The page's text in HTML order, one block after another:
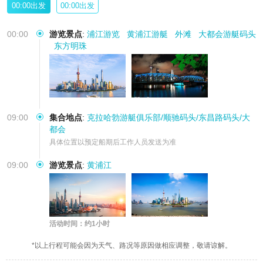
00:00出发 00:00出发
00:00 游览景点: 浦江游览 黄浦江游艇 外滩
大都会游艇码头
东方明珠
09:00 集合地点: 克拉哈勃游艇俱乐部/顺驰码头/东昌路码头/大
都会
具体位置以预定船期后工作人员发送为准
09:00 游览景点: 黄浦江
活动时间：约1小时
*以上行程可能会因为天气、路况等原因做相应调整，敬请谅解。